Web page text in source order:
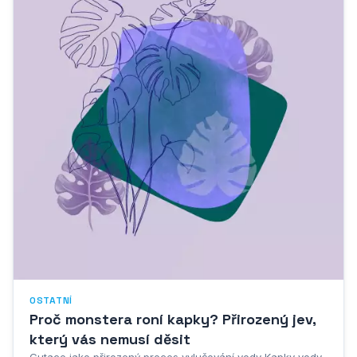
OSTATNÍ
Proč monstera roní kapky? Přirozený jev,
který vás nemusí děsit